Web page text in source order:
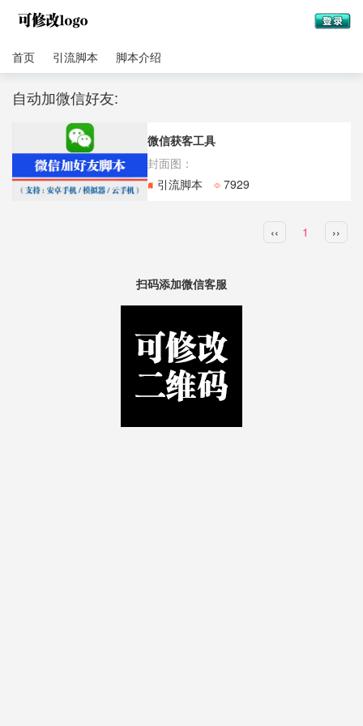
首页 引流脚本 脚本介绍
自动加微信好友:
微信获客工具
封面图：
引流脚本
7929
‹‹ 1 ››
扫码添加微信客服